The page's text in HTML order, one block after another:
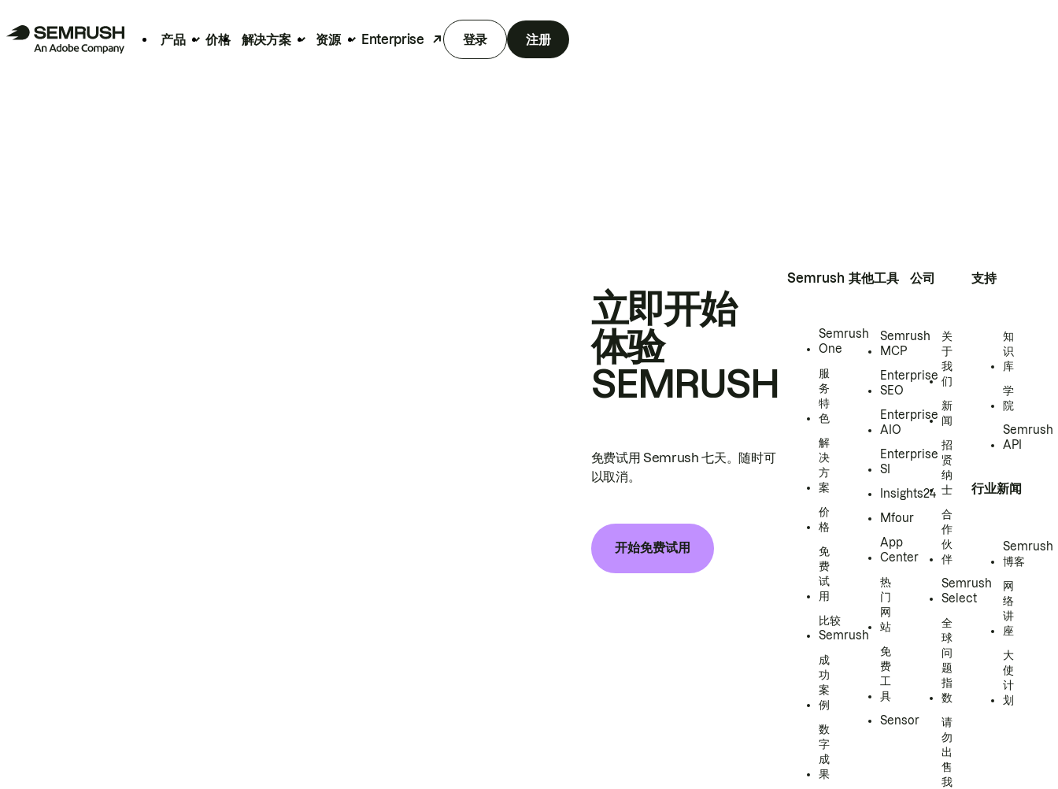
产品 价格 解决方案 资源 Enterprise 登录 注册
立即开始
体验
SEMRUSH
免费试用 Semrush 七天。随时可
以取消。
开始免费试用
Semrush
Semrush
One
服
务
特
色
解
决
方
案
价
格
免
费
试
用
比较
Semrush
成
功
案
例
数
字
成
果
其他工具
Semrush
MCP
Enterprise
SEO
Enterprise
AIO
Enterprise
SI
Insights24
Mfour
App
Center
热
门
网
站
免
费
工
具
Sensor
公司
关
于
我
们
新
闻
招
贤
纳
士
合
作
伙
伴
Semrush
Select
全
球
问
题
指
数
请
勿
出
售
我
支持
知
识
库
学
院
Semrush
API
行业新闻
Semrush
博客
网
络
讲
座
大
使
计
划